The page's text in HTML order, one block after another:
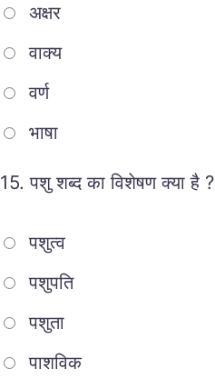
अक्षर
वाक्य
वर्ण
भाषा
15.पशु शब्द का विशेषण क्या है ?
पशुत्व
पशुपति
पशुता
पाशविक